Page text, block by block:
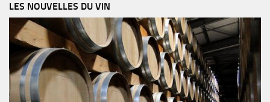
LES NOUVELLES DU VIN